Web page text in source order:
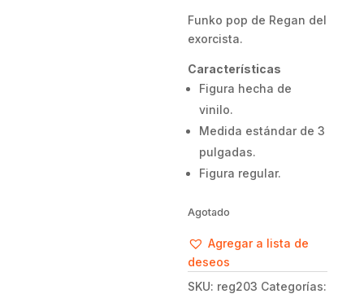
Funko pop de Regan del
exorcista.
Características
Figura hecha de
vinilo.
Medida estándar de 3
pulgadas.
Figura regular.
Agotado
Agregar a lista de
deseos
SKU: reg203 Categorías: